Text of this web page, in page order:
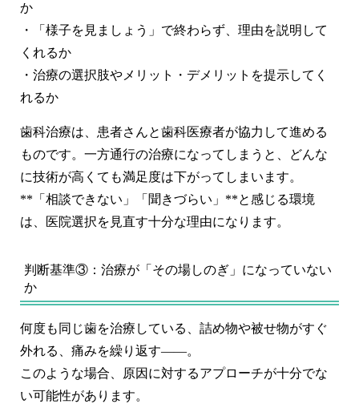
か
・「様子を見ましょう」で終わらず、理由を説明して
くれるか
・治療の選択肢やメリット・デメリットを提示してく
れるか
歯科治療は、患者さんと歯科医療者が協力して進める
ものです。一方通行の治療になってしまうと、どんな
に技術が高くても満足度は下がってしまいます。
**「相談できない」「聞きづらい」**と感じる環境
は、医院選択を見直す十分な理由になります。
判断基準③：治療が「その場しのぎ」になっていない
か
何度も同じ歯を治療している、詰め物や被せ物がすぐ
外れる、痛みを繰り返す――。
このような場合、原因に対するアプローチが十分でな
い可能性があります。